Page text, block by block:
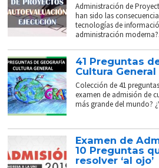
Administración de
han sido las
tecnologías de
administración
41 Preguntas
Cultura General
Colección de 41
examen de admisión de
más grande del mundo?
Examen de
10 Preguntas
resolver ‘al ojo’